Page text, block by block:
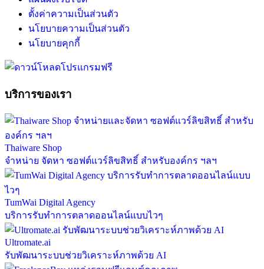
ตั้งค่าความเป็นส่วนตัว
นโยบายความเป็นส่วนตัว
นโยบายคุกกี้
บริการของเรา
Thaiware Shop
จำหน่าย จัดหา ซอฟต์แวร์ลิขสิทธิ์ สำหรับองค์กร ฯลฯ
TumWai Digital Agency
บริการรับทำการตลาดออนไลน์แบบไวๆ
Ultromate.ai
รับพัฒนาระบบช่วยวิเคราะห์ภาพด้วย AI